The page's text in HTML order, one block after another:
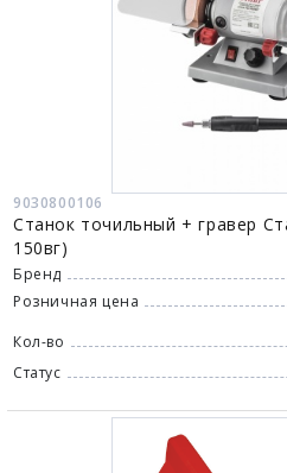
9030800106
Станок точильный + гравер
150вг)
Бренд
Розничная цена
Кол-во
Статус